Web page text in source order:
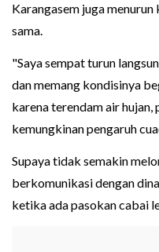
Karangasem juga
sama.
"Saya sempat turun
dan memang kondisinya
karena terendam air hujan,
kemungkinan pengaruh
Supaya tidak semakin
berkomunikasi dengan
ketika ada pasokan cabai